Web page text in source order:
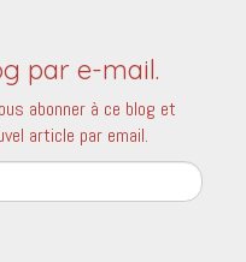
par e-mail.
abonner à ce blog et
article par email.